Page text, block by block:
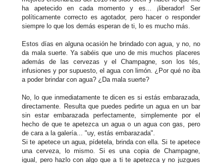
ha apetecido en cada momento y es... ¡liberador! Ser
políticamente correcto es agotador, pero hacer o responder
siempre lo que los demás esperan de ti, lo es mucho más.
Estos días en alguna ocasión he brindado con agua, y no, no
da mala suerte. Ya sabéis que uno de mis muchos placeres
además de las cervezas y el Champagne, son los tés,
infusiones y por supuesto, el agua con limón. ¿Por qué no iba
a poder brindar con agua? ¿Da mala suerte?
No, lo que inmediatamente te dicen es si estás embarazada,
directamente. Resulta que puedes pedirte un agua en un bar
sin estar embarazada perfectamente, simplemente por el
hecho de que te apetezca un agua o un agua con gas, pero
de cara a la galería... "uy, estás embarazada".
Si te apetece un agua, pídetela, brinda con ella. Si te apetece
una cerveza, lo mismo. Si es una copia de Champagne,
igual, pero hazlo con algo que a ti te apetezca y no juzgues